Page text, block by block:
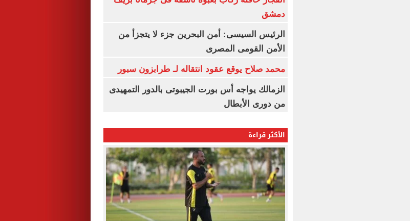
دمشق
الرئيس السيسى: أمن البحرين جزء لا يتجزأ من
الأمن القومى المصرى
محمد صلاح يوقع عقود انتقاله لـ طرابزون سبور
الزمالك يواجه أس بورت الجيبوتى بالدور التمهيدى
من دورى الأبطال
الأكثر قراءة